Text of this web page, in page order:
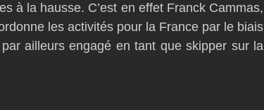
à la hausse. C’est en effet Franck Cammas,
les activités pour la France par le biais
ailleurs engagé en tant que skipper sur la